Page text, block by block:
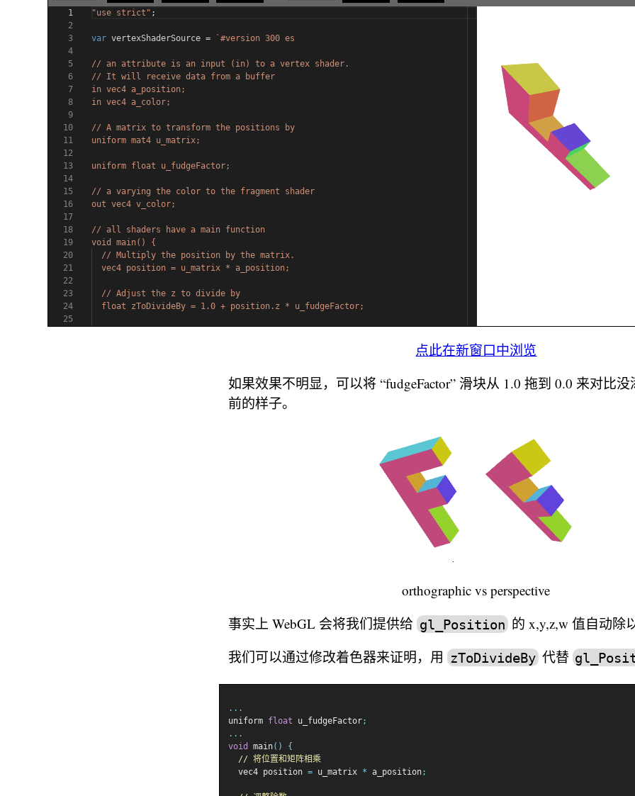
点此在新窗口中浏览
如果效果不明显，可以将 “fudgeFactor” 滑块从 1.0 拖到 0.0 来对比
前的样子。
orthographic vs perspective
事实上 WebGL 会将我们提供给 gl_Position 的 x,y,z,w 值自动除
我们可以通过修改着色器来证明，用 zToDivideBy代替
...
uniform float u_fudgeFactor;
...
void
main()
{
// 将位置和矩阵相乘
  vec4 position
= u_matrix * a_position;